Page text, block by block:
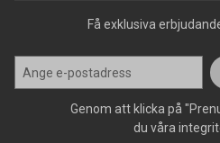
Få exklusiva
Genom att klicka på
du våra